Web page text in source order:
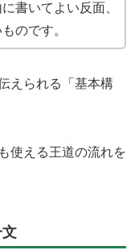
書いてよい反面、
のです。
えられる「基本構
使える王道の流れを